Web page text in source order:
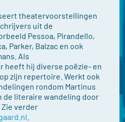
theatervoorstellingen
uit de
Pessoa, Pirandello,
Parker, Balzac en ook
Als
heeft hij diverse poëzie- en
zijn repertoire. Werkt ook
rondom Martinus
de literaire wandeling door
verder